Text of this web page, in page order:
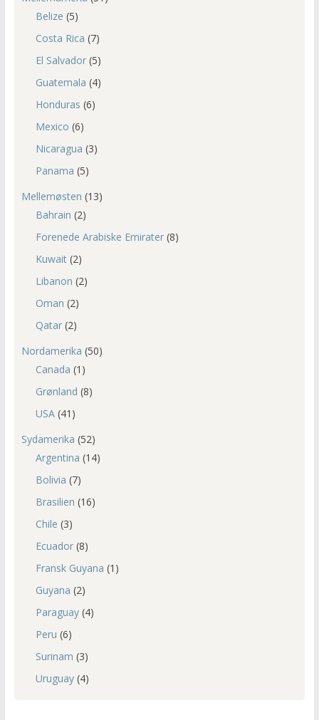
Belize (5)
Costa Rica (7)
El Salvador(5)
Guatemala (4)
Honduras (6)
Mexico (6)
Nicaragua (3)
Panama (5)
Mellemøsten (13)
Bahrain (2)
Forenede Arabiske Emirater(8)
Kuwait(2)
Libanon (2)
Oman (2)
Qatar(2)
Nordamerika (50)
Canada (1)
Grønland (8)
USA(41)
Sydamerika (52)
Argentina (14)
Bolivia (7)
Brasilien (16)
Chile (3)
Ecuador(8)
Fransk Guyana (1)
Guyana (2)
Paraguay(4)
Peru (6)
Surinam (3)
Uruguay(4)